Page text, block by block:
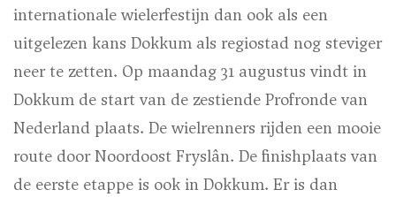
internationale wielerfestijn dan ook als een
uitgelezen kans Dokkum als regiostad nog steviger
neer te zetten. Op maandag 31 augustus vindt in
Dokkum de start van de zestiende Profronde van
Nederland plaats. De wielrenners rijden een mooie
route door Noordoost Fryslân. De finishplaats van
de eerste etappe is ook in Dokkum. Er is dan